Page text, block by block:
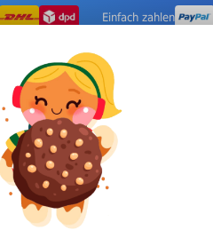
Einfach zahlen
Werkzeuge